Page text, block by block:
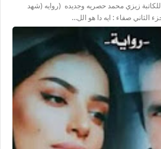
شهد الحياة الفصل ٣١ الاخير ج٢ للكاتبة زيزي محمد حصريه وجديده (روايه (شهد
الثاني صفاء : ايه دا هو الل…